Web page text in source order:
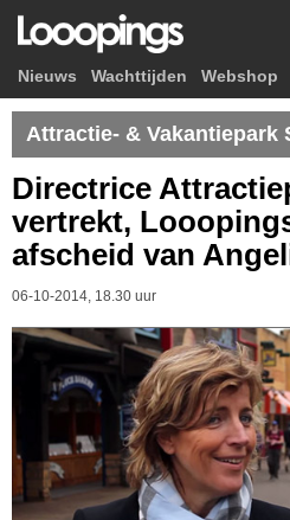
Nieuws Wachttijden Webshop
Attractie- & Vakantiepark
Directrice
vertrekt,
afscheid van
06-10-2014, 18.30 uur